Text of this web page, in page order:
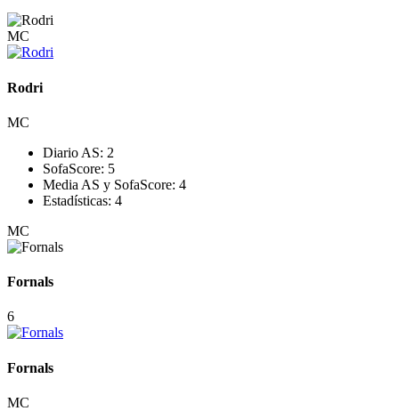
MC
Rodri
MC
Diario AS: 2
SofaScore: 5
Media AS y SofaScore: 4
Estadísticas: 4
MC
Fornals
6
Fornals
MC